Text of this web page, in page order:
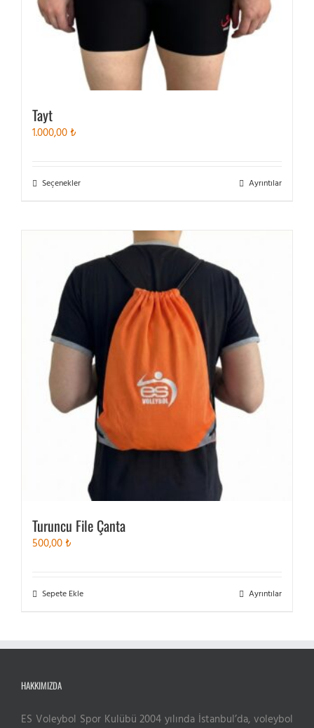
Tayt
1.000,00 ₺
SeçeneklerBu
varyasyonu
var.
Seçenekler
sayfasından
seçilebilir
Ayrıntılar
Turuncu File Çanta
500,00 ₺
Sepete Ekle Ayrıntılar
HAKKIMIZDA
ES Voleybol Spor Kulübü 2004 yılında İstanbul’da, voleybol